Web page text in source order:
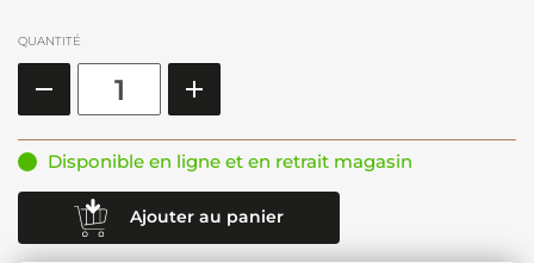
QUANTITÉ
Disponible en ligne et en retrait magasin
Ajouter au panier